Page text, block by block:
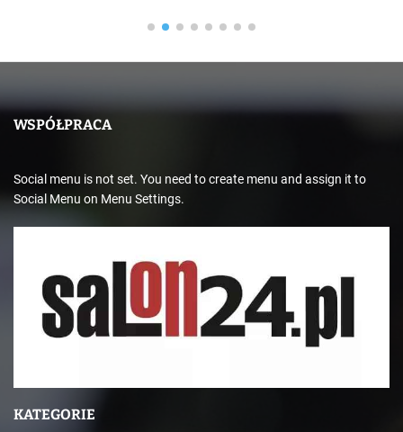
WSPÓŁPRACA
Social menu is not set. You need to create menu and assign it to
Social Menu on Menu Settings.
KATEGORIE